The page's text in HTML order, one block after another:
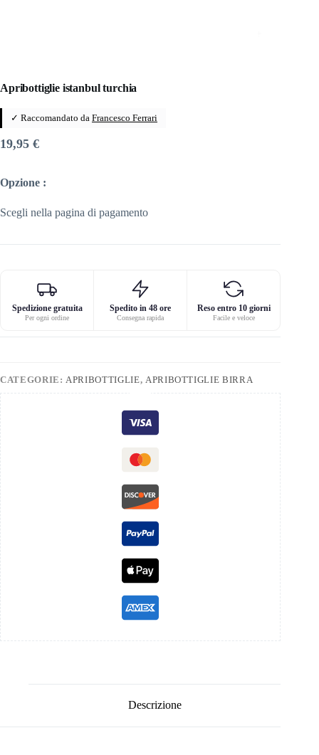
Apribottiglie istanbul turchia
✓ Raccomandato da Francesco Ferrari
19,95 €
Opzione :
Scegli nella pagina di pagamento
Spedizione gratuita
Per ogni ordine
Spedito in 48 ore
Consegna rapida
Reso entro 10 giorni
Facile e veloce
CATEGORIE: APRIBOTTIGLIE, APRIBOTTIGLIE BIRRA
Descrizione